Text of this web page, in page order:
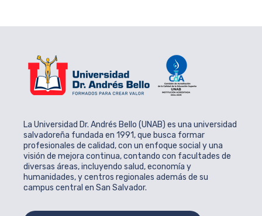
La Universidad Dr. Andrés Bello (UNAB) es una universidad
salvadoreña fundada en 1991, que busca formar
profesionales de calidad, con un enfoque social y una
visión de mejora continua, contando con facultades de
diversas áreas, incluyendo salud, economía y
humanidades, y centros regionales además de su
campus central en San Salvador.